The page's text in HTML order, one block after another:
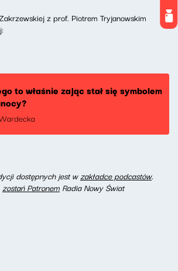
z prof. Piotrem Tryjanowskim
to właśnie zając stał się symbolem
dostępnych jest wzakładce podcastów.
zostań Patronem Radia Nowy Świat